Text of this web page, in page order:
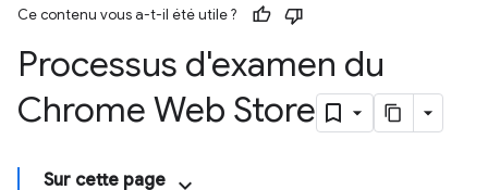
Ce contenu vous a-t-il été utile ?
Processus d'examen du
Chrome Web Store
Sur cette page